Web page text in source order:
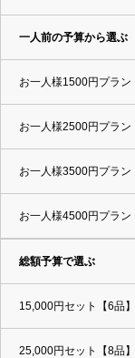
一人前の予算から選ぶ
お一人様1500円プラン
お一人様2500円プラン
お一人様3500円プラン
お一人様4500円プラン
総額予算で選ぶ
15,000円セット【6品】
25,000円セット【8品】